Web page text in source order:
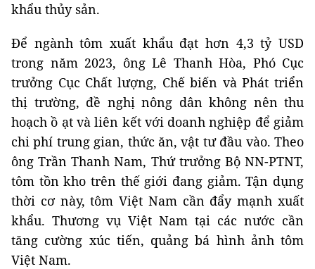
khẩu thủy sản.
Để ngành tôm xuất khẩu đạt hơn 4,3 tỷ USD
trong năm 2023, ông Lê Thanh Hòa, Phó Cục
trưởng Cục Chất lượng, Chế biến và Phát triển
thị trường, đề nghị nông dân không nên thu
hoạch ồ ạt và liên kết với doanh nghiệp để giảm
chi phí trung gian, thức ăn, vật tư đầu vào. Theo
ông Trần Thanh Nam, Thứ trưởng Bộ NN-PTNT,
tôm tồn kho trên thế giới đang giảm. Tận dụng
thời cơ này, tôm Việt Nam cần đẩy mạnh xuất
khẩu. Thương vụ Việt Nam tại các nước cần
tăng cường xúc tiến, quảng bá hình ảnh tôm
Việt Nam.